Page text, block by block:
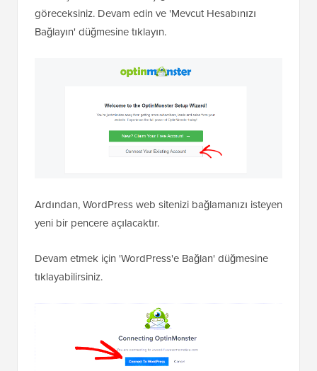
göreceksiniz. Devam edin ve 'Mevcut Hesabınızı
Bağlayın' düğmesine tıklayın.
Ardından, WordPress web sitenizi bağlamanızı isteyen
yeni bir pencere açılacaktır.
Devam etmek için 'WordPress'e Bağlan' düğmesine
tıklayabilirsiniz.